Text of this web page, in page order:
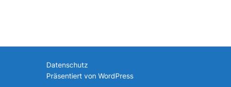
Datenschutz
Präsentiert von WordPress